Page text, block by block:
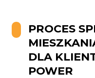
PROCES
DLA
POWER